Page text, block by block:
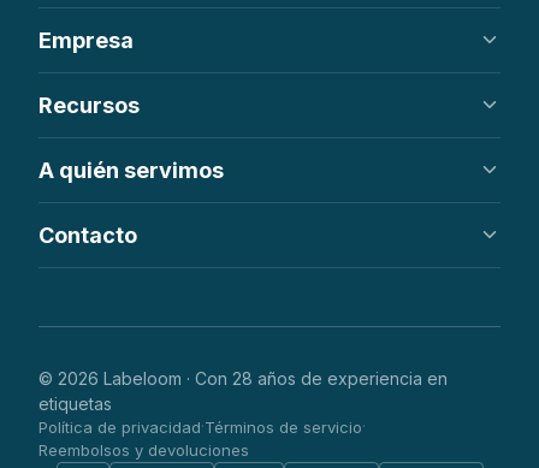
Etiquetas impresas
Parches
Etiquetas colgantes
Empresa
Cómo funciona
FAQ
Recursos
Pedir en línea
A quién servimos
Etsy y artesanía
Marcas de ropa
Streetwear y parches
Contacto
© 2026 Labeloom · Con 28 años de experiencia en
etiquetas
Política de privacidad·Términos de servicio·
Reembolsos y devoluciones